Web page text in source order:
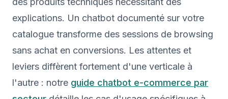
explications. Un chatbot documenté sur votre
catalogue transforme des sessions de browsing
sans achat en conversions. Les attentes et
leviers diffèrent fortement d'une verticale à
l'autre : notre guide chatbot e-commerce par